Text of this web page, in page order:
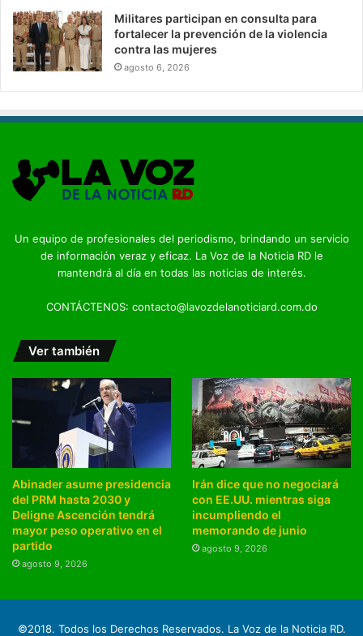
Militares participan en consulta para
fortalecer la prevención de la violencia
contra las mujeres
agosto 6, 2026
Un equipo de profesionales del periodismo, brindando un servicio
de información veraz y eficaz. La Voz de la Noticia RD le
mantendrá al día en todas las noticias de interés.
CONTÁCTENOS: contacto@lavozdelanoticiard.com.do
Ver también
Abinader asume presidencia
del PRM hasta 2030 y
Deligne Ascención tendrá
mayor peso operativo en el
partido
agosto 9, 2026
Irán dice que no negociará
con EE.UU. mientras siga
incumpliendo el
memorando de junio
agosto 9, 2026
©2018. Todos los Derechos Reservados. La Voz de la Noticia RD.